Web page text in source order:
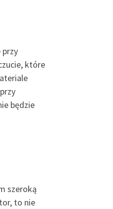
przy
które
będzie
szeroką
to nie